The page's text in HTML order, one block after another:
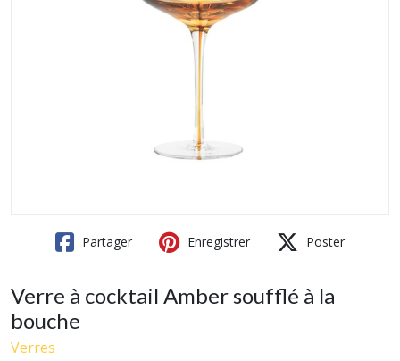
Partager Enregistrer Poster
Verre à cocktail Amber soufflé à la
bouche
Verres